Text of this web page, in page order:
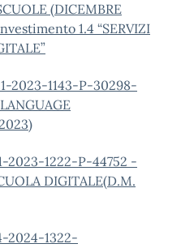
(DICEMBRE
1.4 “SERVIZI
2023-1143-P-30298-
2023-1222-P-44752 -
DIGITALE(D.M.
2024-1322-